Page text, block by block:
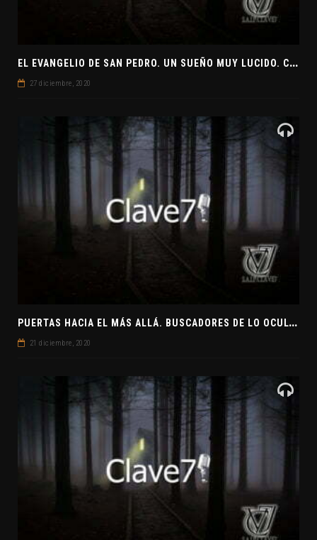
E
L EVANGELIO DE SAN PEDRO. UN SUEÑO MUY LUCIDO. CLAVE7 NEWS ¿PREPARADOS PARA UNA VISITA EXTRATERRESTRE?
27 diciembre, 2020
P
UERTAS HACIA EL MÁS ALLÁ. BUSCADORES DE LO OCULTO. EL PENSAMIENTO ABSTRACTO. EVANGELIOS APÓCRIFOS
21 diciembre, 2020